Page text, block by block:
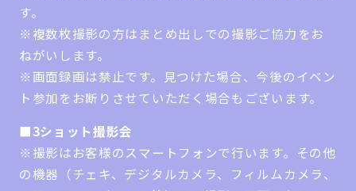
す。
※複数枚撮影の方はまとめ出しでの撮影ご協力をお
ねがいします。
※画面録画は禁止です。見つけた場合、今後のイベン
ト参加をお断りさせていただく場合もございます。
■3ショット撮影会
※撮影はお客様のスマートフォンで行います。その他
の機器（チェキ、デジタルカメラ、フィルムカメラ、